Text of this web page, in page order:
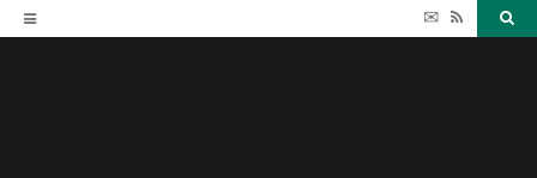
Accéder
au
✉ RSS